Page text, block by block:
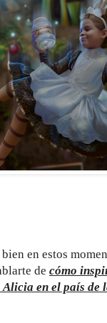
en estos
de cómo
en el país de